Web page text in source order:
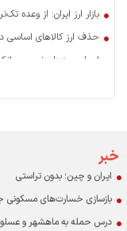
بازار ارز ایران: از وعده
حذف ارز کالاهای اساسی
اسرار سودهای نجومی
خبر
ایران و چین؛ بدون تراستی
بازسازی خسارت‌های مسکونی جنگ؛ برآورد ۷۸ هزار میلیارد
درس حمله به ماهشهر و